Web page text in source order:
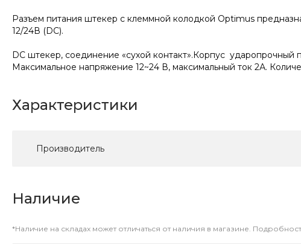
Разъем питания штекер с клеммной колодкой Optimus
12/24В (DC).
DC штекер, соединение «сухой контакт».Корпус ударопрочный
Максимальное напряжение 12~24 В, максимальный ток 2А.
Характеристики
Производитель
Наличие
*Наличие на складах может отличаться от наличия в магазине.